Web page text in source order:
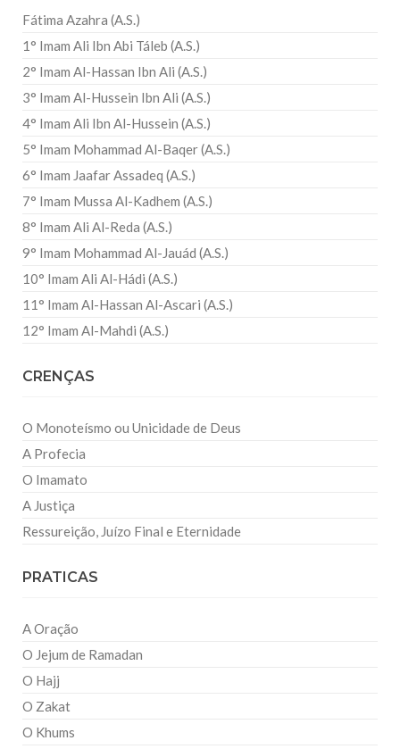
Fátima Azahra (A.S.)
1° Imam Ali Ibn Abi Táleb (A.S.)
2° Imam Al-Hassan Ibn Ali (A.S.)
3° Imam Al-Hussein Ibn Ali (A.S.)
4° Imam Ali Ibn Al-Hussein (A.S.)
5° Imam Mohammad Al-Baqer (A.S.)
6° Imam Jaafar Assadeq (A.S.)
7° Imam Mussa Al-Kadhem (A.S.)
8° Imam Ali Al-Reda (A.S.)
9° Imam Mohammad Al-Jauád (A.S.)
10° Imam Ali Al-Hádi (A.S.)
11° Imam Al-Hassan Al-Ascari (A.S.)
12° Imam Al-Mahdi (A.S.)
CRENÇAS
O Monoteísmo ou Unicidade de Deus
A Profecia
O Imamato
A Justiça
Ressureição, Juízo Final e Eternidade
PRATICAS
A Oração
O Jejum de Ramadan
O Hajj
O Zakat
O Khums